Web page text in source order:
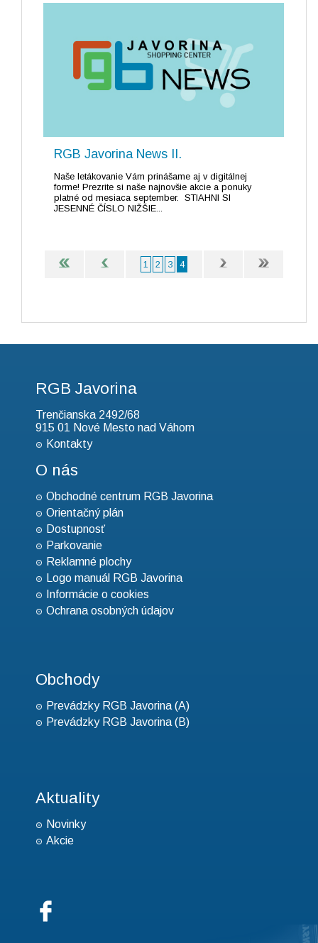
RGB Javorina News II.
Naše letákovanie Vám prinášame aj v digitálnej
forme! Prezrite si naše najnovšie akcie a ponuky
platné od mesiaca september. STIAHNI SI
JESENNÉ ČÍSLO NIŽŠIE...
1 2 3 4
RGB Javorina
Trenčianska 2492/68
915 01 Nové Mesto nad Váhom
Kontakty
O nás
Obchodné centrum RGB Javorina
Orientačný plán
Dostupnosť
Parkovanie
Reklamné plochy
Logo manuál RGB Javorina
Informácie o cookies
Ochrana osobných údajov
Obchody
Prevádzky RGB Javorina (A)
Prevádzky RGB Javorina (B)
Aktuality
Novinky
Akcie